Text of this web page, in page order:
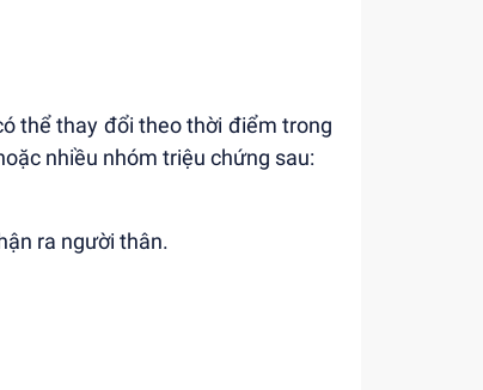
thể thay đổi theo thời điểm trong
nhiều nhóm triệu chứng sau:
ra người thân.